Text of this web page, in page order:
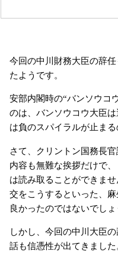
今回の中川財務大臣の辞
たようです。
安部内閣時の“バンソウコ
のは、バンソウコウ大臣
は負のスパイラルが止まる
さて、クリントン国務長
内容も無難な挨拶だけで
は読み取ることができま
交をこうするといった、
良かったのではないでしょ
しかし、今回の中川大臣
話も信憑性が出てきまし